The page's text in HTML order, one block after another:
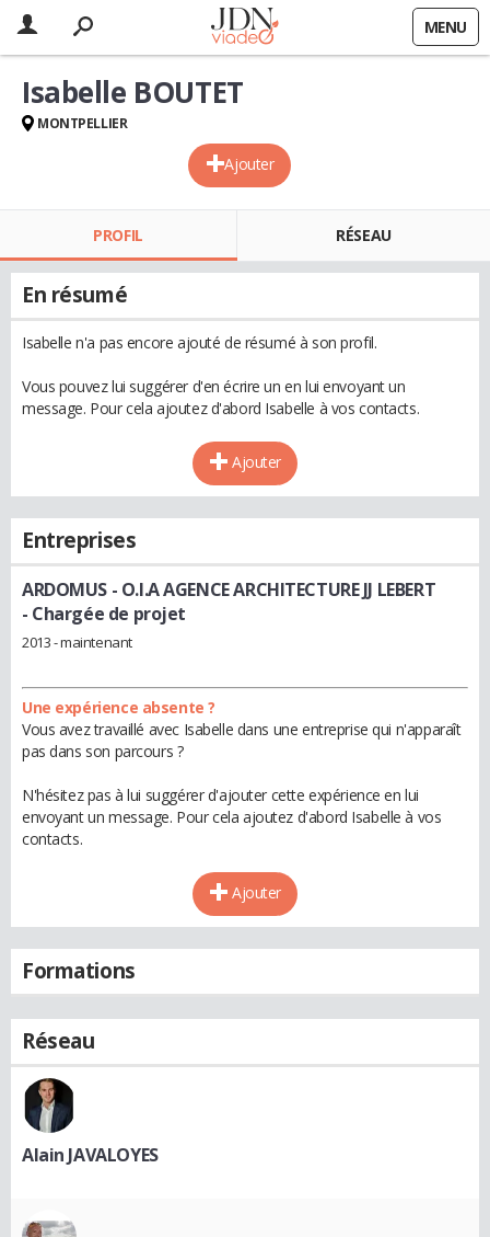
MENU
Ajouter
Isabelle BOUTET
MONTPELLIER
PROFIL RÉSEAU
En résumé
Isabelle n'a pas encore ajouté de résumé à son profil.
Vous pouvez lui suggérer d'en écrire un en lui envoyant un
message. Pour cela ajoutez d'abord Isabelle à vos contacts.
Ajouter
Entreprises
ARDOMUS - O.I.A AGENCE ARCHITECTURE JJ LEBERT
- Chargée de projet
2013 - maintenant
Une expérience absente ?
Vous avez travaillé avec Isabelle dans une entreprise qui n'apparaît
pas dans son parcours ?
N'hésitez pas à lui suggérer d'ajouter cette expérience en lui
envoyant un message. Pour cela ajoutez d'abord Isabelle à vos
contacts.
Ajouter
Formations
Réseau
Alain JAVALOYES